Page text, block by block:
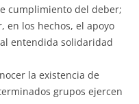
cumplimiento del deber;
en los hechos, el apoyo
entendida solidaridad
la existencia de
grupos ejercen